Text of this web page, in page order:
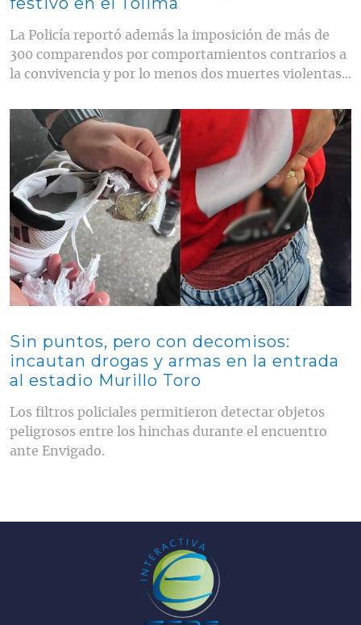
La Policía reportó además la imposición de más de
300 comparendos por comportamientos contrarios a
la convivencia y por lo menos dos muertes violentas...
Contenido multimedia principal
Sin puntos, pero con decomisos:
incautan drogas y armas en la entrada
al estadio Murillo Toro
Los filtros policiales permitieron detectar objetos
peligrosos entre los hinchas durante el encuentro
ante Envigado.